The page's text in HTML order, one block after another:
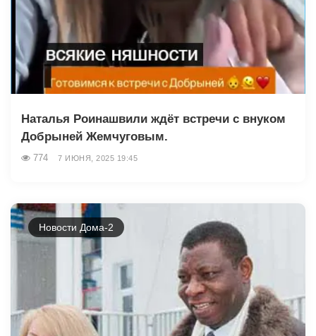
Наталья Роинашвили ждёт встречи с внуком
Добрыней Жемчуговым.
774 7 ИЮНЯ, 2025 19:45
Новости Дома-2